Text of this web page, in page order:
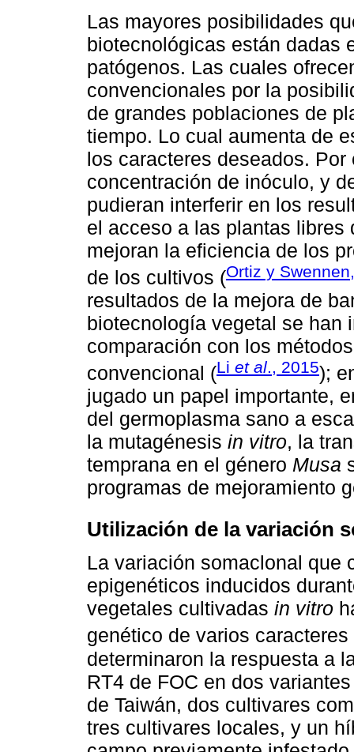
Las mayores posibilidades
biotecnológicas están dadas
patógenos. Las cuales
convencionales por la
de grandes poblaciones de
tiempo. Lo cual aumenta de
los caracteres deseados.
concentración de inóculo, y
pudieran interferir en los
el acceso a las plantas libres
mejoran la eficiencia de los
de los cultivos (Ortiz y
resultados de la mejora de
biotecnología vegetal se han
comparación con los
convencional (Li et al., 2015);
jugado un papel importante,
del germoplasma sano a
la mutagénesis in vitro, la
temprana en el género Musa
programas de mejoramiento
Utilización de la variación
La variación somaclonal que
epigenéticos inducidos
vegetales cultivadas in vitro
genético de varios
determinaron la respuesta a
RT4 de FOC en dos
de Taiwán, dos cultivares
tres cultivares locales, y un